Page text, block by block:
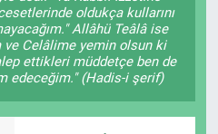
oldukça kullarını
Allâhü Teâlâ ise
ve Celâlime yemin olsun ki
ettikleri müddetçe ben de
edeceğim." (Hadis-i şerif)